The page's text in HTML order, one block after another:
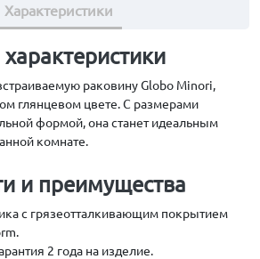
Характеристики
раковину Globo Minori,
глянцевом цвете. С размерами
формой, она станет идеальным
комнате.
и преимущества
с грязеотталкивающим покрытием
2 года на изделие.